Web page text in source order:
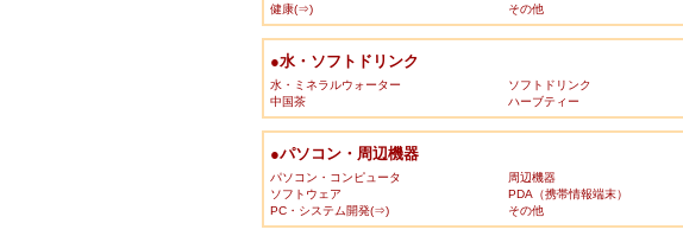
健康(⇒)
その他
●水・ソフトドリンク
水・ミネラルウォーター ソフトドリンク
中国茶
ハーブティー
●パソコン・周辺機器
パソコン・コンピュータ 周辺機器
ソフトウェア
PDA（携帯情報端末）
PC・システム開発(⇒)
その他